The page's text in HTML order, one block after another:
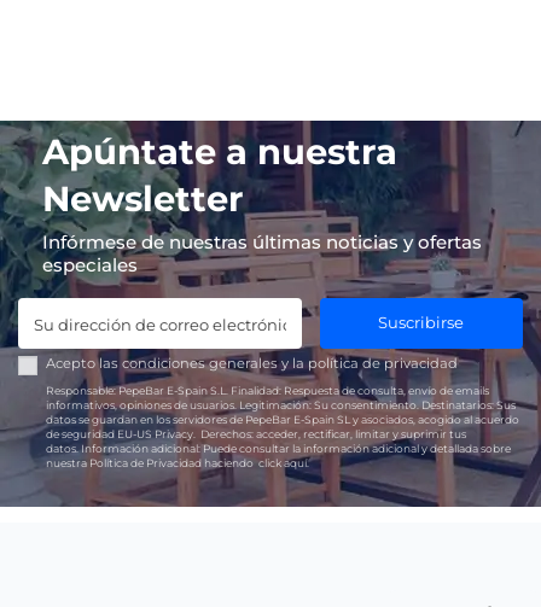
Apúntate a nuestra
Newsletter
Infórmese de nuestras últimas noticias y ofertas
especiales
Suscribirse
Acepto las condiciones generales y lapolítica de privacidad
Responsable:PepeBar E-Spain S.L. Finalidad: Respuesta de consulta, envío de emails
informativos, opiniones de usuarios. Legitimación: Su consentimiento. Destinatarios:Sus
datos se guardan en los servidores de PepeBar E-Spain SL y asociados, acogido al acuerdo
de seguridad EU-US Privacy.
Derechos: acceder, rectificar, limitar y suprimir tus
datos.Información adicional:Puede consultar la información adicional y detallada sobre
nuestra Política de Privacidad haciendoclick aquí.